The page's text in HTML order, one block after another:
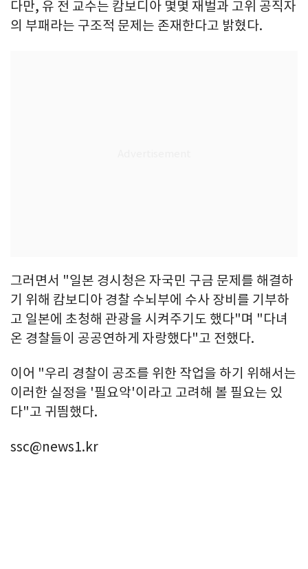
다만, 유 전 교수는 캄보디아 몇몇 재벌과 고위 공직자
의 부패라는 구조적 문제는 존재한다고 밝혔다.
그러면서 "일본 경시청은 자국민 구금 문제를 해결하
기 위해 캄보디아 경찰 수뇌부에 수사 장비를 기부하
고 일본에 초청해 관광을 시켜주기도 했다"며 "다녀
온 경찰들이 공공연하게 자랑했다"고 전했다.
이어 "우리 경찰이 공조를 위한 작업을 하기 위해서는
이러한 실정을 '필요악'이라고 고려해 볼 필요는 있
다"고 귀띔했다.
ssc@news1.kr